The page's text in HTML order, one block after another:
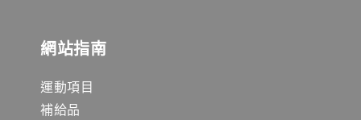
網站指南
運動項目
補給品